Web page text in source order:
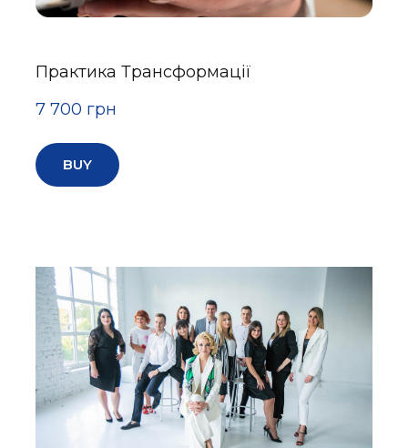
Практика Трансформації
7 700 грн
BUY